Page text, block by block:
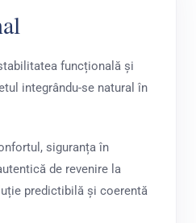
funcțională și
integrându-se natural în
siguranța în
de revenire la
predictibilă și coerentă